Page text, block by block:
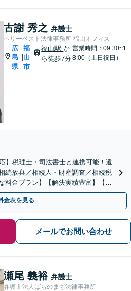
古謝 秀之 弁護士
ベリーベスト法律事務所 福山オフィス
広
島
県
福
山
市
福山駅か
ら徒歩7分
営業時間：09:30~1
8:00（土日祝日）
】税理士・司法書士と連携可能！遺
続放棄／相続人・財産調査／相続税
金プラン】【解決実績豊富】【電
金表を見る
メールでお問い合わせ
瀬尾 義裕 弁護士
弁護士法人ばらのまち法律事務所